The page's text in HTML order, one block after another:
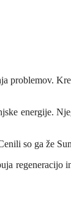
problemov.
energije.
so ga že
regeneracijo